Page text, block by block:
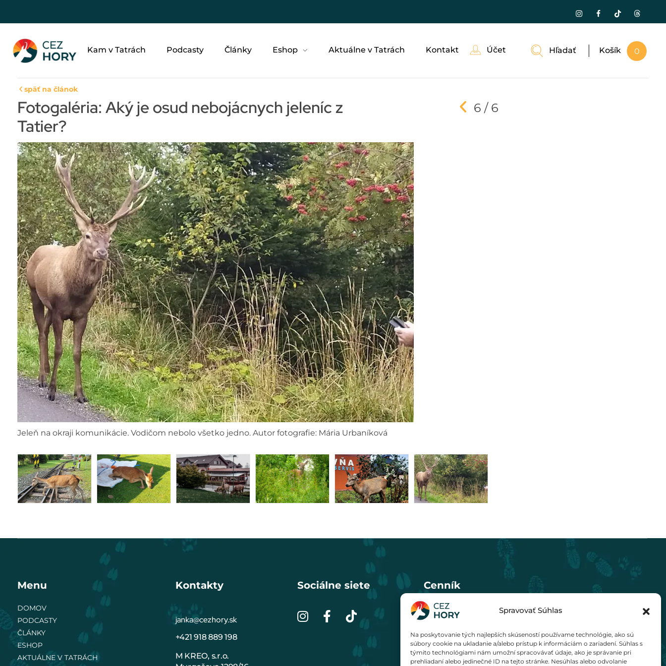
Spravovať Súhlas
Na poskytovanie tých najlepších skúseností používame technológie, ako sú
súbory cookie na ukladanie a/alebo prístup k informáciám o zariadení. Súhlas s
týmito technológiami nám umožní spracovávať údaje, ako je správanie pri
prehliadaní alebo jedinečné ID na tejto stránke. Nesúhlas alebo odvolanie
Kam v Tatrách Podcasty Články Eshop Aktuálne v Tatrách Kontakt Účet Hľadať 0
Košík
späť na článok
Fotogaléria: Aký je osud nebojácnych jeleníc z
Tatier?
6 / 6
Jeleň na okraji komunikácie. Vodičom nebolo všetko jedno. Autor fotografie: Mária Urbaníková
Menu
DOMOV
PODCASTY
ČLÁNKY
ESHOP
AKTUÁLNE V TATRÁCH
Kontakty
janka@cezhory.sk
+421 918 889 198
M KREO, s.r.o.
Sociálne siete Cenník